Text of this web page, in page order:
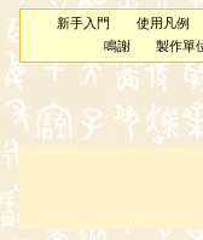
新手入門 使用凡例
鳴謝
製作單